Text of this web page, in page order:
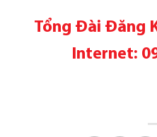
Tổng Đài Đăng
Internet: